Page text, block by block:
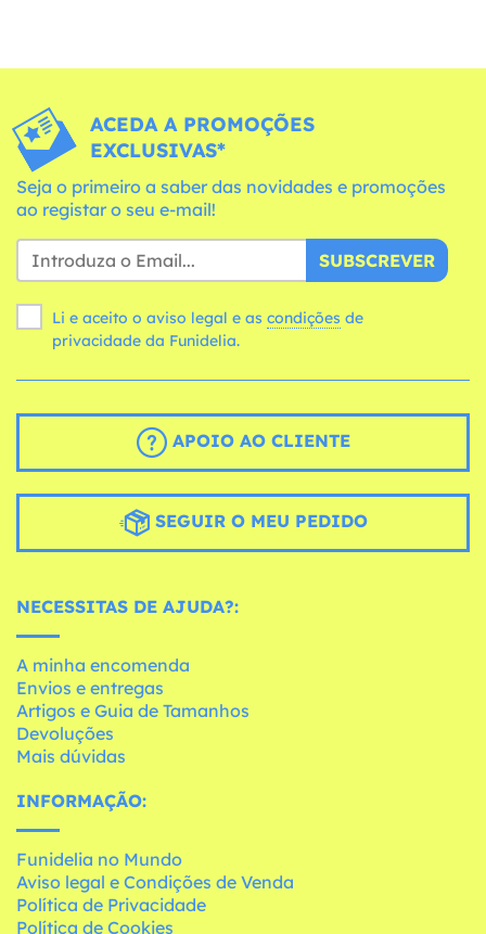
ACEDA A PROMOÇÕES
EXCLUSIVAS*
Seja o primeiro a saber das novidades e promoções
ao registar o seu e-mail!
SUBSCREVER
Li e aceito o aviso legal e as condições
privacidade da Funidelia.
APOIO AO CLIENTE
SEGUIR O MEU PEDIDO
NECESSITAS DE AJUDA?:
A minha encomenda
Envios e entregas
Artigos e Guia de Tamanhos
Devoluções
Mais dúvidas
INFORMAÇÃO:
Funidelia no Mundo
Aviso legal e Condições de Venda
Política de Privacidade
Política de Cookies